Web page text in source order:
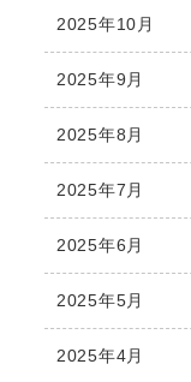
2025年10月
2025年9月
2025年8月
2025年7月
2025年6月
2025年5月
2025年4月